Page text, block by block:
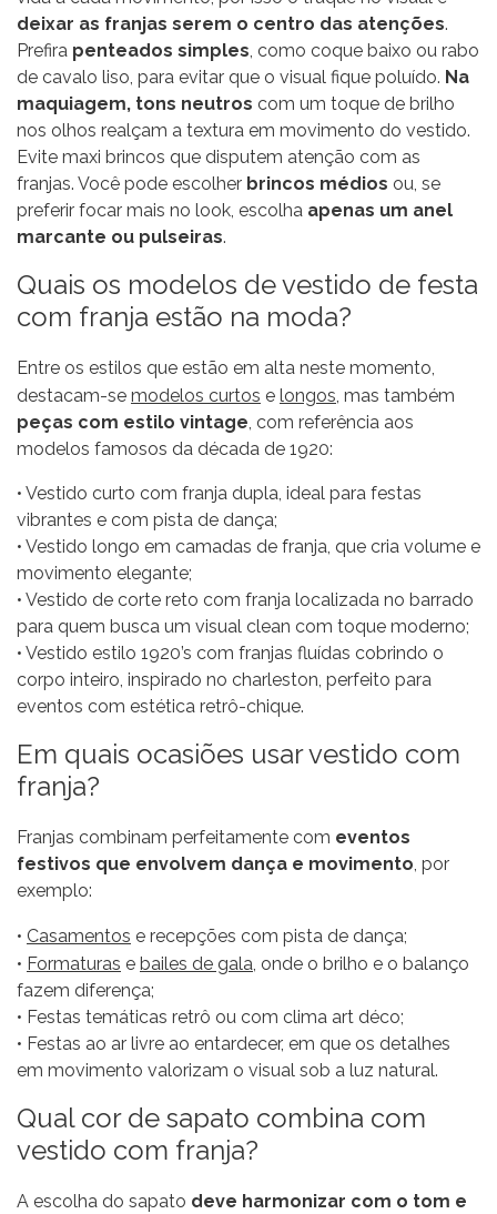
deixar as franjas serem o centro das atenções.
Prefira penteados simples, como coque baixo ou rabo
de cavalo liso, para evitar que o visual fique poluído. Na
maquiagem, tons neutros com um toque de brilho
nos olhos realçam a textura em movimento do vestido.
Evite maxi brincos que disputem atenção com as
franjas. Você pode escolher brincos médios ou, se
preferir focar mais no look, escolha apenas um anel
marcante ou pulseiras.
Quais os modelos de vestido de festa
com franja estão na moda?
Entre os estilos que estão em alta neste momento,
destacam-se modelos curtos e longos, mas também
peças com estilo vintage, com referência aos
modelos famosos da década de 1920:
• Vestido curto com franja dupla, ideal para festas
vibrantes e com pista de dança;
• Vestido longo em camadas de franja, que cria volume e
movimento elegante;
• Vestido de corte reto com franja localizada no barrado
para quem busca um visual clean com toque moderno;
• Vestido estilo 1920’s com franjas fluídas cobrindo o
corpo inteiro, inspirado no charleston, perfeito para
eventos com estética retrô-chique.
Em quais ocasiões usar vestido com
franja?
Franjas combinam perfeitamente com eventos
festivos que envolvem dança e movimento, por
exemplo:
• Casamentos e recepções com pista de dança;
• Formaturas e bailes de gala, onde o brilho e o balanço
fazem diferença;
• Festas temáticas retrô ou com clima art déco;
• Festas ao ar livre ao entardecer, em que os detalhes
em movimento valorizam o visual sob a luz natural.
Qual cor de sapato combina com
vestido com franja?
A escolha do sapato deve harmonizar com o tom e